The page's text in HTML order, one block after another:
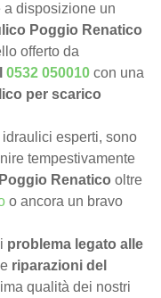
a disposizione un
Poggio Renatico
offerto da
0532 050010 con una
per scarico
esperti, sono
tempestivamente
Renaticooltre
o ancora un bravo
problema legato alle
riparazioni del
qualità dei nostri